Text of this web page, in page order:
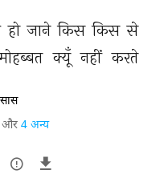
हो जाने किस किस से
क्यूँ नहीं करते
और 4 अन्य